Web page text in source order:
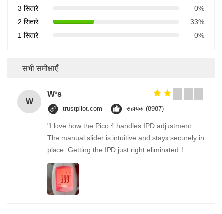
3 सितारे
0%
2 सितारे
33%
1 सितारे
0%
सभी समीक्षाएँ
W
W*s
trustpilot.com सहायक (8987)
"I love how the Pico 4 handles IPD adjustment.
The manual slider is intuitive and stays securely in
place. Getting the IPD just right eliminated！